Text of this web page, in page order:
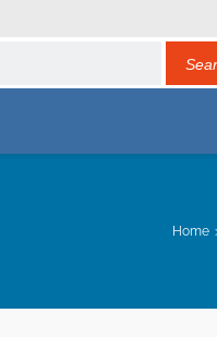
Home